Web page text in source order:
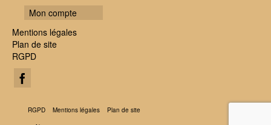
Mon compte
Mentions légales
Plan de site
RGPD
RGPD Mentions légales
Plan de site